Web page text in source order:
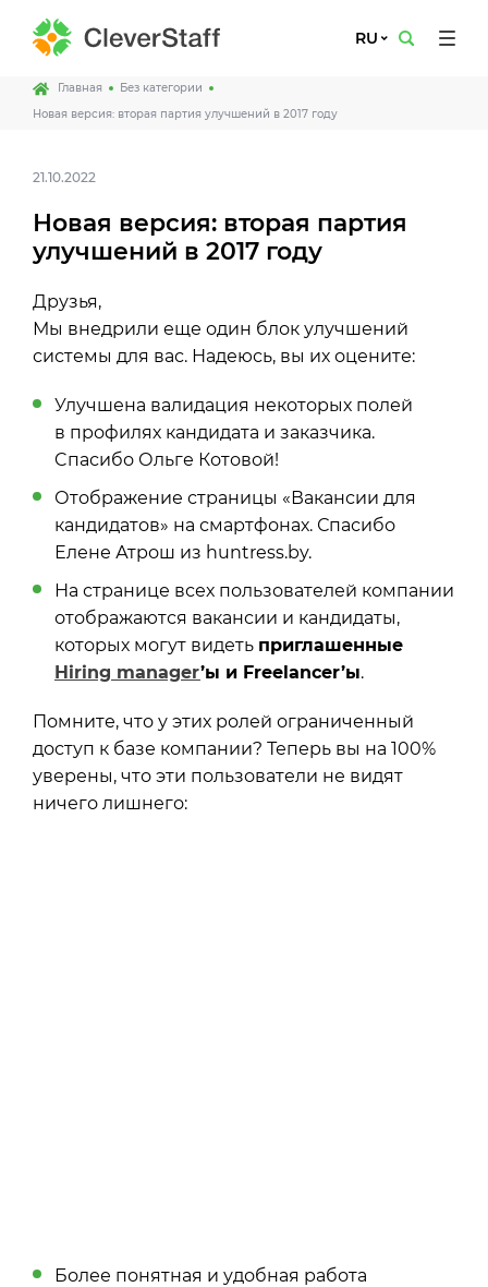
RU
Главная
Без категории
Новая версия: вторая партия улучшений в 2017 году
21.10.2022
Новая версия: вторая партия
улучшений в 2017 году
Друзья,
Мы внедрили еще один блок улучшений
системы для вас. Надеюсь, вы их оцените:
Улучшена валидация некоторых полей
в профилях кандидата и заказчика.
Cпасибо Ольге Котовой!
Отображение страницы «Вакансии для
кандидатов» на смартфонах. Спасибо
Елене Атрош из huntress.by.
На странице всех пользователей компании
отображаются вакансии и кандидаты,
которых могут видеть приглашенные
Hiring manager’ы и Freelancer’ы.
Помните, что у этих ролей ограниченный
доступ к базе компании? Теперь вы на 100%
уверены, что эти пользователи не видят
ничего лишнего:
Более понятная и удобная работа